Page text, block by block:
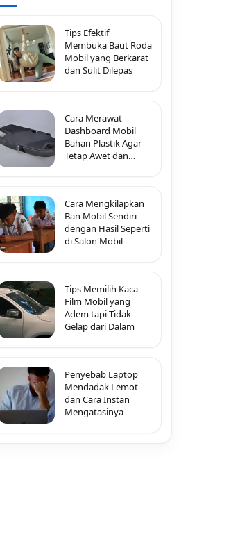
Tips Efektif
Membuka Baut Roda
Mobil yang Berkarat
dan Sulit Dilepas
Cara Merawat
Dashboard Mobil
Bahan Plastik Agar
Tetap Awet dan
Cara Mengkilapkan
Ban Mobil Sendiri
dengan Hasil Seperti
di Salon Mobil
Tips Memilih Kaca
Film Mobil yang
Adem tapi Tidak
Gelap dari Dalam
Penyebab Laptop
Mendadak Lemot
dan Cara Instan
Mengatasinya